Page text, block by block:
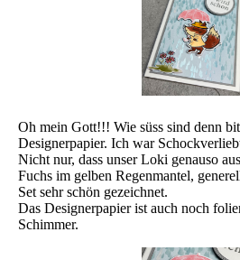
Oh mein Gott!!! Wie süss sind denn
Designerpapier. Ich war
Nicht nur, dass unser Loki genauso
Fuchs im gelben Regenmantel,
Set sehr schön gezeichnet.
Das Designerpapier ist auch noch
Schimmer.